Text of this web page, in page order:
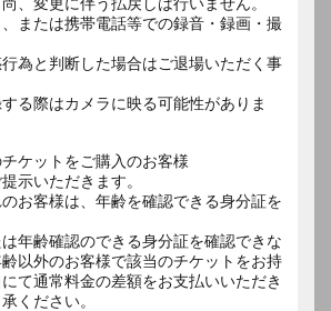
または携帯電話等での録音・録画・撮
為と判断した場合はご退場いただく事
る際はカメラに映る可能性がありま
ケットをご購入のお客様
示いただきます。
お客様は、年齢を確認できる身分証を
年齢確認のできる身分証を確認できな
以外のお客様で該当のチケットをお持
て通常料金の差額をお支払いいただき
ください。